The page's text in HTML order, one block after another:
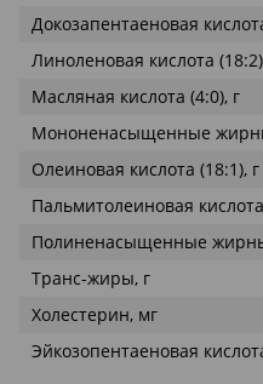
Докозапентаеновая
Линоленовая кислота
Масляная кислота (4:0), г
Мононенасыщенные
Олеиновая кислота (18:1), г
Пальмитолеиновая
Полиненасыщенные
Транс-жиры, г
Холестерин, мг
Эйкозопентаеновая